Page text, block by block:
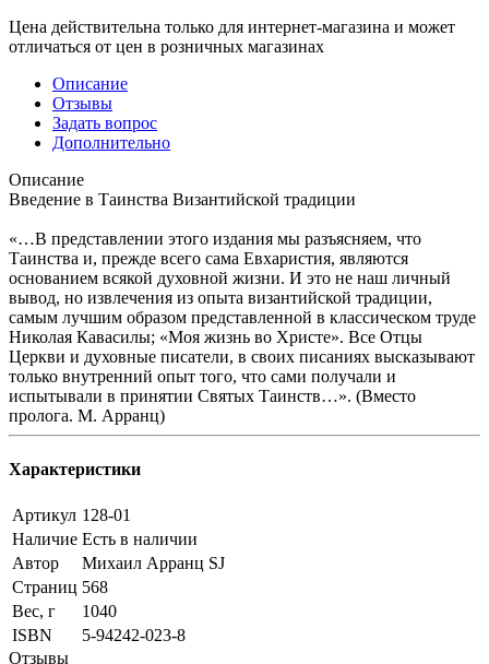
Цена действительна только для интернет-магазина и может
отличаться от цен в розничных магазинах
Описание
Отзывы
Задать вопрос
Дополнительно
Описание
Введение в Таинства Византийской традиции
«…В представлении этого издания мы разъясняем, что
Таинства и, прежде всего сама Евхаристия, являются
основанием всякой духовной жизни. И это не наш личный
вывод, но извлечения из опыта византийской традиции,
самым лучшим образом представленной в классическом труде
Николая Кавасилы; «Моя жизнь во Христе». Все Отцы
Церкви и духовные писатели, в своих писаниях высказывают
только внутренний опыт того, что сами получали и
испытывали в принятии Святых Таинств…». (Вместо
пролога. М. Арранц)
Характеристики
Артикул 128-01
Наличие Есть в наличии
Автор
Михаил Арранц SJ
Страниц 568
Вес, г
1040
ISBN
5-94242-023-8
Отзывы